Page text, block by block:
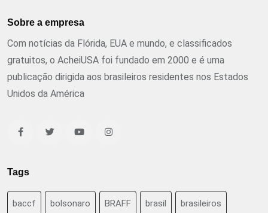
Sobre a empresa
Com notícias da Flórida, EUA e mundo, e classificados
gratuitos, o AcheiUSA foi fundado em 2000 e é uma
publicação dirigida aos brasileiros residentes nos Estados
Unidos da América
Tags
baccf bolsonaro BRAFF brasil brasileiros